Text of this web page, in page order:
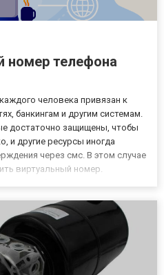
номер телефона
человека привязан к
банкингам и другим системам.
достаточно защищены, чтобы
и другие ресурсы иногда
через смс. В этом случае
виртуальный номер.